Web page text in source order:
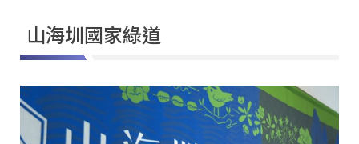
山海圳國家綠道